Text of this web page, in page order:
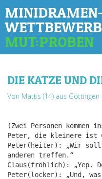
WETTBEWERB
MUT:PROBEN
DIE KATZE UND
Von Mattis (14) aus Göttingen
(Zwei Personen
Peter, die kleinere ist
Peter(heiter): „Wir
anderen treffen.“
Claus(fröhlich): „Yep.
Peter(locker): „Und, was